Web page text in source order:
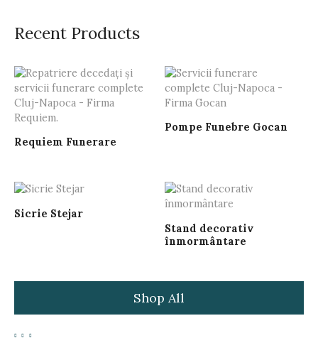
Recent Products
Requiem Funerare
Pompe Funebre Gocan
Sicrie Stejar
Stand decorativ
înmormântare
Shop All